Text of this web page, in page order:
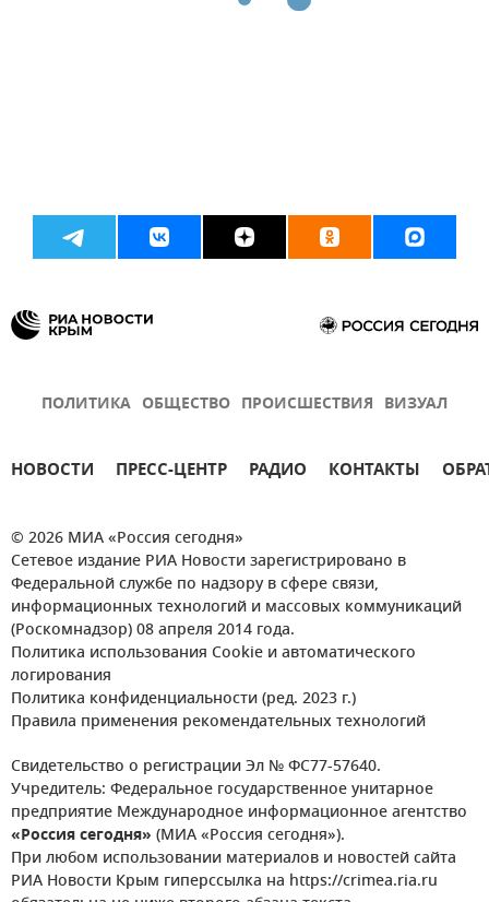
ПОЛИТИКА ОБЩЕСТВО ПРОИСШЕСТВИЯ ВИЗУАЛ
НОВОСТИ ПРЕСС-ЦЕНТР РАДИО КОНТАКТЫ
© 2026 МИА «Россия сегодня»
Сетевое издание РИА Новости зарегистрировано в
Федеральной службе по надзору в сфере связи,
информационных технологий и массовых коммуникаций
(Роскомнадзор) 08 апреля 2014 года.
Политика использования Cookie и автоматического
логирования
Политика конфиденциальности (ред. 2023 г.)
Правила применения рекомендательных технологий
Свидетельство о регистрации Эл № ФС77-57640.
Учредитель: Федеральное государственное унитарное
предприятие Международное информационное агентство
«Россия сегодня» (МИА «Россия сегодня»).
При любом использовании материалов и новостей сайта
РИА Новости Крым гиперссылка на https://crimea.ria.ru